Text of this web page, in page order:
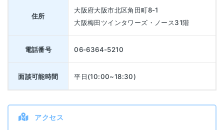
住所
大阪府大阪市北区角田町8-1
大阪梅田ツインタワーズ・ノース31階
電話番号 06-6364-5210
面談可能時間 平日(10:00~18:30)
アクセス